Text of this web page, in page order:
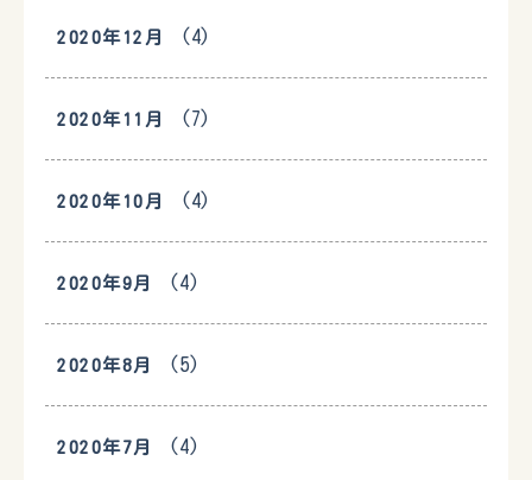
2020年12月 (4)
2020年11月 (7)
2020年10月 (4)
2020年9月 (4)
2020年8月 (5)
2020年7月 (4)